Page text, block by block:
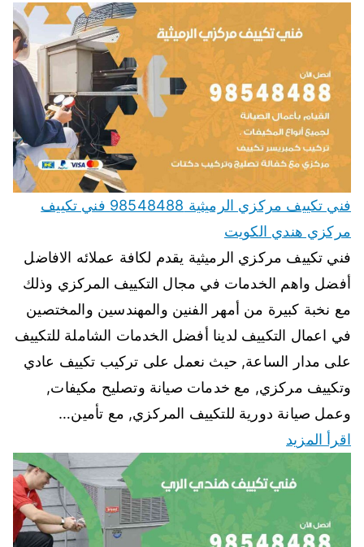
فني تكييف مركزي الرميثية 98548488 فني تكييف
مركزي هندي الكويت
فني تكييف مركزي الرميثية يقدم لكافة عملائه الافاضل
أفضل واهم الخدمات في مجال التكييف المركزي وذلك
مع نخبة كبيرة من أمهر الفنين والمهندسين والمختصين
في اعمال التكييف لدينا أفضل الخدمات الشاملة للتكييف
على مدار الساعة, حيث نعمل على تركيب تكييف عادي
وتكييف مركزي, مع خدمات صيانة وتصليح مكيفات,
وعمل صيانة دورية للتكييف المركزي, مع تأمين…
اقرأ المزيد